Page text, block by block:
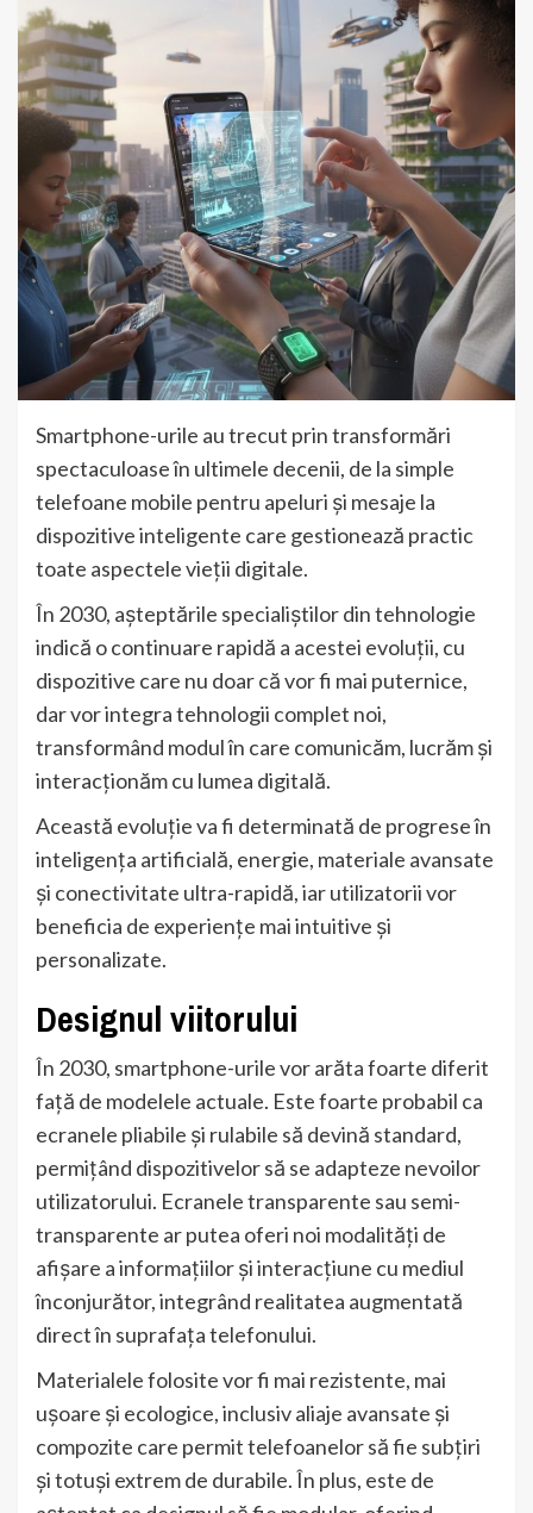
Smartphone-urile au trecut prin transformări
spectaculoase în ultimele decenii, de la simple
telefoane mobile pentru apeluri și mesaje la
dispozitive inteligente care gestionează practic
toate aspectele vieții digitale.
În 2030, așteptările specialiștilor din tehnologie
indică o continuare rapidă a acestei evoluții, cu
dispozitive care nu doar că vor fi mai puternice,
dar vor integra tehnologii complet noi,
transformând modul în care comunicăm, lucrăm și
interacționăm cu lumea digitală.
Această evoluție va fi determinată de progrese în
inteligența artificială, energie, materiale avansate
și conectivitate ultra-rapidă, iar utilizatorii vor
beneficia de experiențe mai intuitive și
personalizate.
Designul viitorului
În 2030, smartphone-urile vor arăta foarte diferit
față de modelele actuale. Este foarte probabil ca
ecranele pliabile și rulabile să devină standard,
permițând dispozitivelor să se adapteze nevoilor
utilizatorului. Ecranele transparente sau semi-
transparente ar putea oferi noi modalități de
afișare a informațiilor și interacțiune cu mediul
înconjurător, integrând realitatea augmentată
direct în suprafața telefonului.
Materialele folosite vor fi mai rezistente, mai
ușoare și ecologice, inclusiv aliaje avansate și
compozite care permit telefoanelor să fie subțiri
și totuși extrem de durabile. În plus, este de